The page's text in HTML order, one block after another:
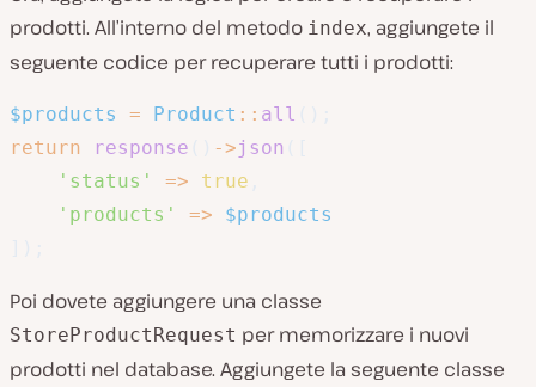
prodotti. All’interno del metodo index, aggiungete il
seguente codice per recuperare tutti i prodotti:
$products = Product :: all
return
response ->json
'status'
=> true
'products'
=>
$products
Poi dovete aggiungere una classe
StoreProductRequest per memorizzare i nuovi
prodotti nel database. Aggiungete la seguente classe